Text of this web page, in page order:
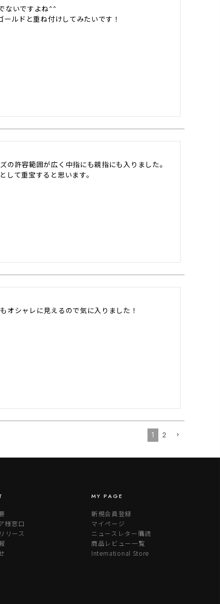
ないですよね^^
ルドと重ね付けしてみたいです！
許容範囲が広く中指にも親指にも入りました。
して重宝すると思います。
オシャレに見えるので気に入りました！
1 2
様窓口
リース
MY PAGE
新規会員登録
マイページ
ニュースレター購読
商品レビュー一覧
International Store